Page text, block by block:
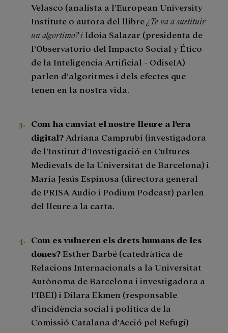
Velasco (analista a l’European University
Institute o autora del llibre ¿Te va a sustituir
un algortimo? iIdoia Salazar (presidenta de
l’Observatorio del Impacto Social y Ético
de la Inteligencia Artificial - OdiseIA)
parlen d’algoritmes i dels efectes que
tenen en la nostra vida.
Com ha canviat el nostre lleure a l’era
digital? Adriana Camprubí (investigadora
de l’Institut d’Investigació en Cultures
Medievals de la Universitat de Barcelona) i
María Jesús Espinosa (directora general
de PRISA Audio i Podium Podcast) parlen
del lleure a la carta.
Com es vulneren els drets humans de les
dones?Esther Barbé (catedràtica de
Relacions Internacionals a la Universitat
Autònoma de Barcelona i investigadora a
l’IBEI) i Dilara Ekmen (responsable
d’incidència social i política de la
Comissió Catalana d’Acció pel Refugi)